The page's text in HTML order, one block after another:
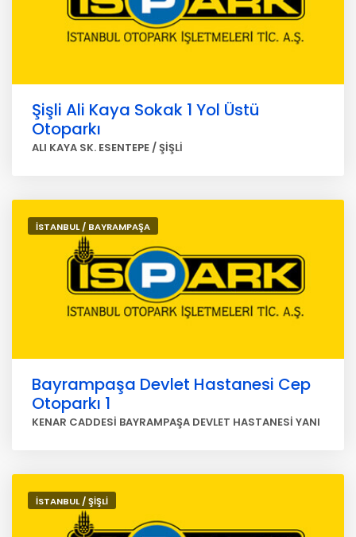
Şişli Ali Kaya Sokak 1 Yol Üstü
Otoparkı
ALI KAYA SK. ESENTEPE / ŞİŞLİ
İSTANBUL / BAYRAMPAŞA
Bayrampaşa Devlet Hastanesi Cep
Otoparkı 1
KENAR CADDESİ BAYRAMPAŞA DEVLET HASTANESİ YANI
İSTANBUL / ŞİŞLİ